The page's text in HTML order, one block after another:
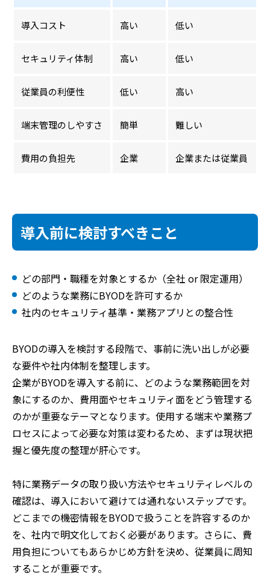
導入コスト 高い 低い
セキュリティ体制 高い 低い
従業員の利便性 低い 高い
端末管理のしやすさ 簡単 難しい
費用の負担先 企業 企業または従業員
導入前に検討すべきこと
どの部門・職種を対象とするか（全社 or 限定運用）
どのような業務にBYODを許可するか
社内のセキュリティ基準・業務アプリとの整合性
BYODの導入を検討する段階で、事前に洗い出しが必要
な要件や社内体制を整理します。
企業がBYODを導入する前に、どのような業務範囲を対
象にするのか、費用面やセキュリティ面をどう管理する
のかが重要なテーマとなります。使用する端末や業務プ
ロセスによって必要な対策は変わるため、まずは現状把
握と優先度の整理が肝心です。
特に業務データの取り扱い方法やセキュリティレベルの
確認は、導入において避けては通れないステップです。
どこまでの機密情報をBYODで扱うことを許容するのか
を、社内で明文化しておく必要があります。さらに、費
用負担についてもあらかじめ方針を決め、従業員に周知
することが重要です。